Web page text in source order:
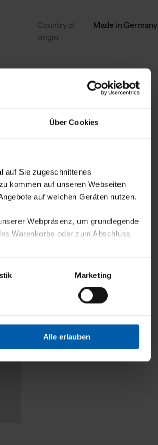
Über Cookies
auf Sie zugeschnittenes
kommen auf unseren Webseiten
auf welchen Geräten nutzen.
Webpräsenz, um grundlegende
Warenkorbs oder zum Abschluss
und Ihres Profils
Webpräsenz speichern wir
wie etwa unsere
Einkaufserlebnis
selbst festlegen, die Sie erlauben
Marketing
Alle erlauben
Country of
origin
Made in Germany
less information